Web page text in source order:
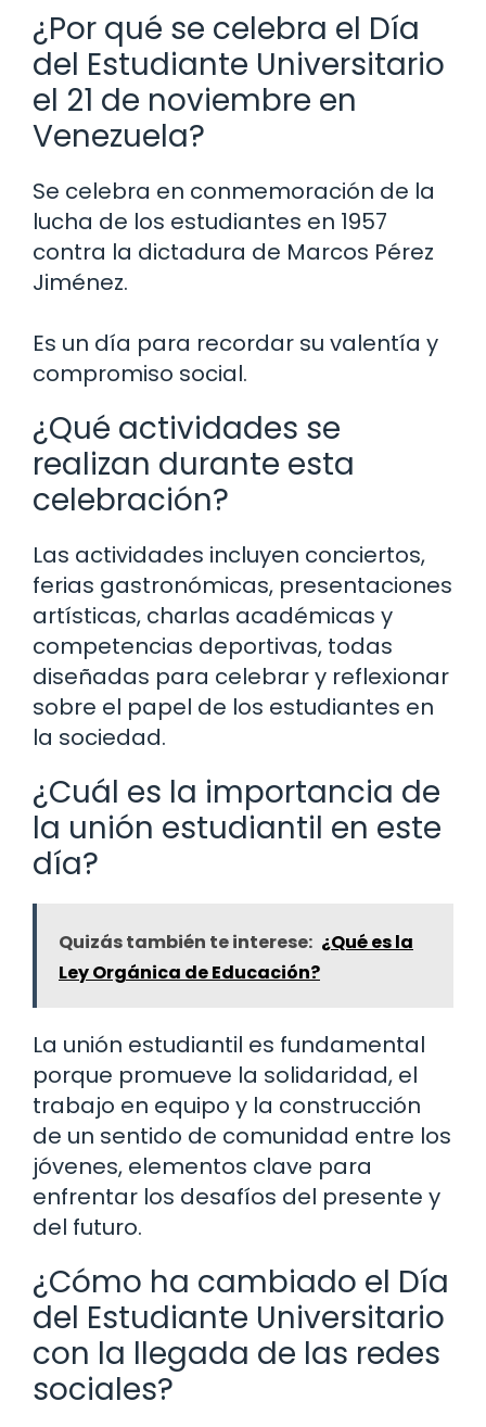
¿Por qué se celebra el Día
del Estudiante Universitario
el 21 de noviembre en
Venezuela?
Se celebra en conmemoración de la
lucha de los estudiantes en 1957
contra la dictadura de Marcos Pérez
Jiménez.
Es un día para recordar su valentía y
compromiso social.
¿Qué actividades se
realizan durante esta
celebración?
Las actividades incluyen conciertos,
ferias gastronómicas, presentaciones
artísticas, charlas académicas y
competencias deportivas, todas
diseñadas para celebrar y reflexionar
sobre el papel de los estudiantes en
la sociedad.
¿Cuál es la importancia de
la unión estudiantil en este
día?
Quizás también te interese: ¿Qué es la
Ley Orgánica de Educación?
La unión estudiantil es fundamental
porque promueve la solidaridad, el
trabajo en equipo y la construcción
de un sentido de comunidad entre los
jóvenes, elementos clave para
enfrentar los desafíos del presente y
del futuro.
¿Cómo ha cambiado el Día
del Estudiante Universitario
con la llegada de las redes
sociales?